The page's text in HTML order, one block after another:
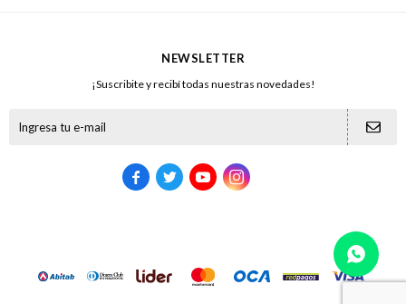
NEWSLETTER
¡Suscribite y recibí todas nuestras novedades!
   